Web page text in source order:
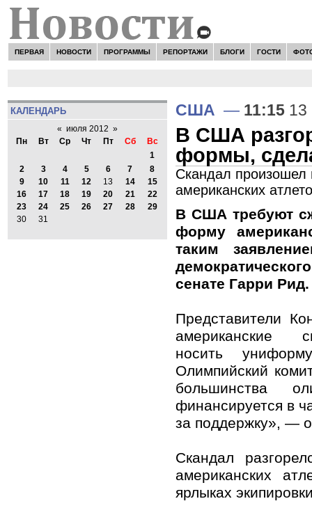
ПЕРВАЯ НОВОСТИ ПРОГРАММЫ РЕПОРТАЖИ БЛОГИ ГОСТИ
КАЛЕНДАРЬ
« июля 2012 »
Пн
Вт Ср Чт Пт Сб
Вс
1
2
3 4 5 6 7
8
9
10 11 12 13 14
15
16
17 18 19 20 21
22
23
24 25 26 27 28
29
30
31
США — 11:15 13
В США
формы,
Скандал произошел
американских
В США требуют
форму
таким
сенате Гарри Рид.
Представители
американские
носить
Олимпийский
большинства
финансируется в
за поддержку», —
Скандал
американских
ярлыках